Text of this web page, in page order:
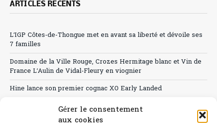
Gérer le consentement
aux cookies
ARTICLES RÉCENTS
L’IGP Côtes-de-Thongue met en avant sa liberté et dévoile ses
7 familles
Domaine de la Ville Rouge, Crozes Hermitage blanc et Vin de
France L’Aulin de Vidal-Fleury en viognier
Hine lance son premier cognac XO Early Landed
Canicule : A quand le CHR à « l’heure espagnole » ?